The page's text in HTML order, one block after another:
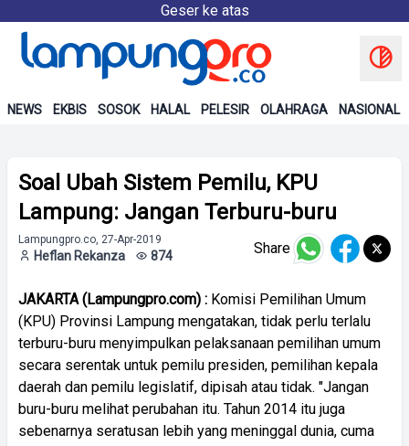
Geser ke atas
NEWS EKBIS SOSOK HALAL PELESIR OLAHRAGA NASIONAL
Soal Ubah Sistem Pemilu, KPU
Lampung: Jangan Terburu-buru
Lampungpro.co, 27-Apr-2019
Heflan Rekanza 874 Share
JAKARTA (Lampungpro.com) : Komisi Pemilihan Umum
(KPU) Provinsi Lampung mengatakan, tidak perlu terlalu
terburu-buru menyimpulkan pelaksanaan pemilihan umum
secara serentak untuk pemilu presiden, pemilihan kepala
daerah dan pemilu legislatif, dipisah atau tidak. "Jangan
buru-buru melihat perubahan itu. Tahun 2014 itu juga
sebenarnya seratusan lebih yang meninggal dunia, cuma